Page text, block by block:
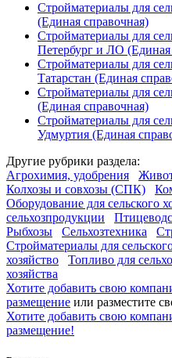
Стройматериалы для
(Единая справочная)
Стройматериалы для
Петербург и ЛО (Единая
Стройматериалы для
Татарстан (Единая
Стройматериалы для
(Единая справочная)
Стройматериалы для
Удмуртия (Единая
Другие рубрики раздела:
Агрохимия, удобрения
Колхозы и совхозы (СПК)
Оборудование для сельского
сельхозпродукции
Рыбхозы
Сельхозтехника
Стройматериалы для
хозяйство
Топливо для
хозяйства
Хотите добавить свою
размещение или разместите
Хотите добавить свою
размещение!